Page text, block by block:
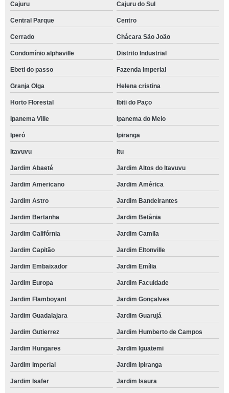
Cajuru Cajuru do Sul
Central Parque Centro
Cerrado Chácara São João
Condomínio alphaville Distrito Industrial
Ebeti do passo Fazenda Imperial
Granja Olga Helena cristina
Horto Florestal Ibiti do Paço
Ipanema Ville Ipanema do Meio
Iperó Ipiranga
Itavuvu Itu
Jardim Abaeté Jardim Altos do Itavuvu
Jardim Americano Jardim América
Jardim Astro Jardim Bandeirantes
Jardim Bertanha Jardim Betânia
Jardim Califórnia Jardim Camila
Jardim Capitão Jardim Eltonville
Jardim Embaixador Jardim Emília
Jardim Europa Jardim Faculdade
Jardim Flamboyant Jardim Gonçalves
Jardim Guadalajara Jardim Guarujá
Jardim Gutierrez Jardim Humberto de Campos
Jardim Hungares Jardim Iguatemi
Jardim Imperial Jardim Ipiranga
Jardim Isafer Jardim Isaura